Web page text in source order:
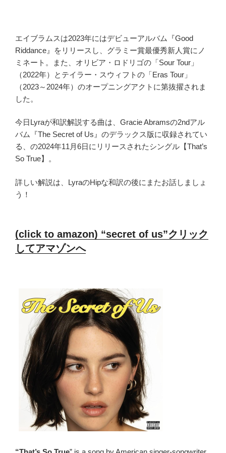
エイブラムスは2023年にはデビューアルバム『Good
Riddance』をリリースし、グラミー賞最優秀新人賞にノ
ミネート。また、オリビア・ロドリゴの「Sour Tour」
（2022年）とテイラー・スウィフトの「Eras Tour」
（2023～2024年）のオープニングアクトに第抜擢されま
した。
今日Lyraが和訳解説する曲は、Gracie Abramsの2ndアル
バム『The Secret of Us』のデラックス版に収録されてい
る、の2024年11月6日にリリースされたシングル【That’s
So True】。
詳しい解説は、LyraのHipな和訳の後にまたお話しましょ
う！
(click to amazon) “secret of us”クリック
してアマゾンへ